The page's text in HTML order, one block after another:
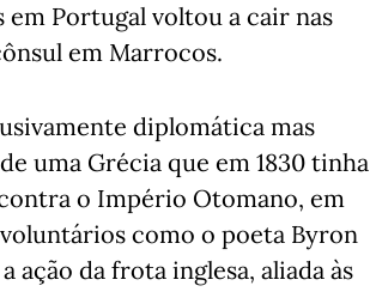
Portugal voltou a cair nas
em Marrocos.
diplomática mas
uma Grécia que em 1830 tinha
o Império Otomano, em
como o poeta Byron
ação da frota inglesa, aliada às